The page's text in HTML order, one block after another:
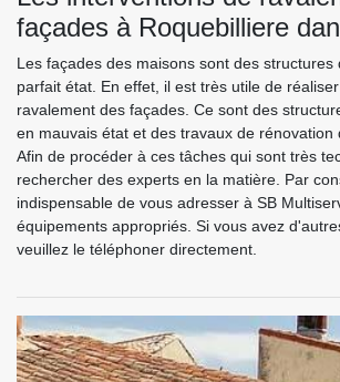
façades à Roquebilliere
Les façades des maisons sont des structures
parfait état. En effet, il est très utile de
ravalement des façades. Ce sont des
en mauvais état et des travaux de rénovation
Afin de procéder à ces tâches qui sont très
rechercher des experts en la matière. Par
indispensable de vous adresser à SB
équipements appropriés. Si vous avez
veuillez le téléphoner directement.